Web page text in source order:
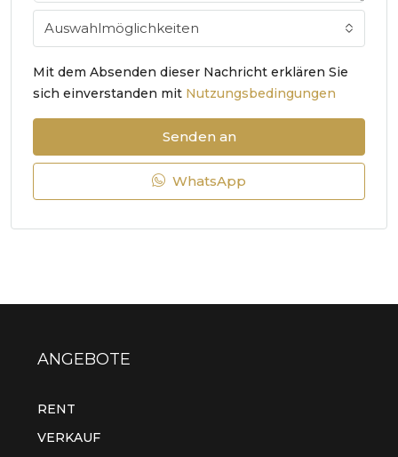
Auswahlmöglichkeiten
Mit dem Absenden dieser Nachricht erklären Sie
sich einverstanden mit Nutzungsbedingungen
Senden an
WhatsApp
ANGEBOTE
RENT
VERKAUF